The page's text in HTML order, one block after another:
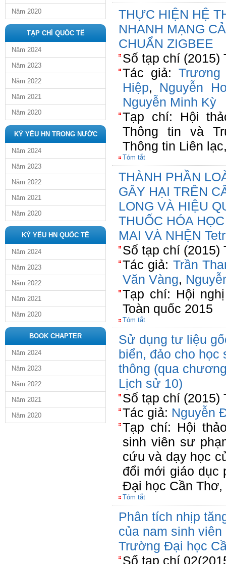
Năm 2020
TẠP CHÍ QUỐC TẾ
Năm 2024
Năm 2023
Năm 2022
Năm 2021
Năm 2020
KỶ YẾU HN TRONG NƯỚC
Năm 2024
Năm 2023
Năm 2022
Năm 2021
Năm 2020
KỶ YẾU HN QUỐC TẾ
Năm 2024
Năm 2023
Năm 2022
Năm 2021
Năm 2020
BOOK CHAPTER
Năm 2024
Năm 2023
Năm 2022
Năm 2021
Năm 2020
THỰC HIỆN HỆ
NHANH MẠNG
CHUẨN ZIGBEE
Số tạp chí (2015)
Tác giả:Trương
Hiệp, Nguyễn
Nguyễn Minh Kỳ
Tạp chí: Hội
Thông tin và
Thông tin Liên
Tóm tắt
THÀNH PHẦN
GÂY HẠI TRÊN
LONG VÀ HIỆU
THUỐC HÓA
MAI VÀ NHỆN
Số tạp chí (2015)
Tác giả: Trần
Văn Vàng,
Tạp chí: Hội
Toàn quốc 2015
Tóm tắt
Sử dụng tư liệu
biển, đảo cho học
thông (qua
Lịch sử 10)
Số tạp chí (2015)
Tác giả: Nguyễn
Tạp chí: Hội
sinh viên sư
cứu và dạy học
đổi mới giáo dục
Đại học Cần Thơ,
Tóm tắt
Phân tích nhịp
của nam sinh
Trường Đại học
Số tạp chí